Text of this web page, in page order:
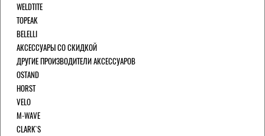
WELDTITE
TOPEAK
BELELLI
АКСЕССУАРЫ СО СКИДКОЙ
ДРУГИЕ ПРОИЗВОДИТЕЛИ АКСЕССУАРОВ
OSTAND
HORST
VELO
M-WAVE
CLARK`S